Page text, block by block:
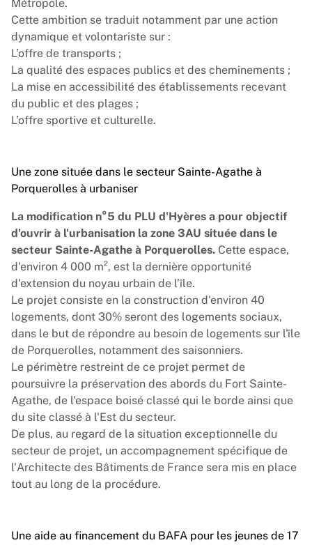
Métropole.
Cette ambition se traduit notamment par une action
dynamique et volontariste sur :
L’offre de transports ;
La qualité des espaces publics et des cheminements ;
La mise en accessibilité des établissements recevant
du public et des plages ;
L’offre sportive et culturelle.
Une zone située dans le secteur Sainte-Agathe à
Porquerolles à urbaniser
La modification n°5 du PLU d'Hyères a pour objectif
d'ouvrir à l'urbanisation la zone 3AU située dans le
secteur Sainte-Agathe à Porquerolles. Cette espace,
d'environ 4 000 m², est la dernière opportunité
d'extension du noyau urbain de l’île.
Le projet consiste en la construction d'environ 40
logements, dont 30% seront des logements sociaux,
dans le but de répondre au besoin de logements sur l'île
de Porquerolles, notamment des saisonniers.
Le périmètre restreint de ce projet permet de
poursuivre la préservation des abords du Fort Sainte-
Agathe, de l'espace boisé classé qui le borde ainsi que
du site classé à l'Est du secteur.
De plus, au regard de la situation exceptionnelle du
secteur de projet, un accompagnement spécifique de
l'Architecte des Bâtiments de France sera mis en place
tout au long de la procédure.
Une aide au financement du BAFA pour les jeunes de 17